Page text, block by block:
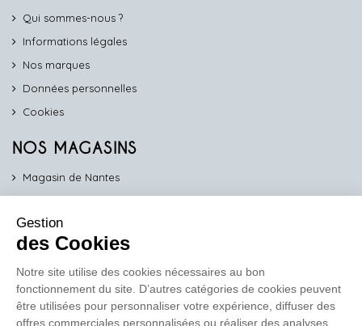
Qui sommes-nous ?
Informations légales
Nos marques
Données personnelles
Cookies
NOS MAGASINS
Magasin de Nantes
Magasin de Vannes
Magasin d'Orléans
COMPTOIR PRO
Gestion
des Cookies
Notre site utilise des cookies nécessaires au bon
fonctionnement du site. D’autres catégories de cookies peuvent
être utilisées pour personnaliser votre expérience, diffuser des
offres commerciales personnalisées ou réaliser des analyses